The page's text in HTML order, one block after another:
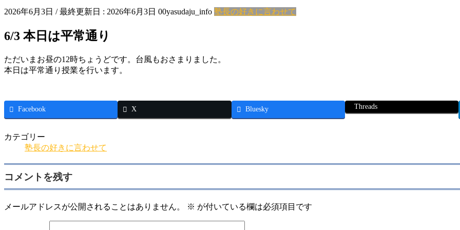
2026年6月3日 / 最終更新日 : 2026年6月3日 00yasudaju_info 塾長の好きに言わせて
6/3 本日は平常通り
ただいまお昼の12時ちょうどです。台風もおさまりました。
本日は平常通り授業を行います。
Facebook X Bluesky Threads
カテゴリー
塾長の好きに言わせて
コメントを残す
メールアドレスが公開されることはありません。 ※ が付いている欄は必須項目です